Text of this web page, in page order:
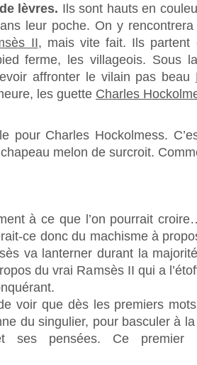
lèvres. Ils sont hauts en
leur poche. On y
II, mais vite fait. Ils partent
ferme, les villageois. Sous
affronter le vilain pas beau
les guette Charles
pour Charles Hockolmess.
melon de surcroit.
à ce que l’on pourrait
ce donc du machisme à
va lanterner durant la
du vrai Ramsès II qui a
voir que dès les premiers
du singulier, pour basculer à
ses pensées. Ce premier